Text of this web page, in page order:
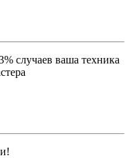
случаев ваша техника